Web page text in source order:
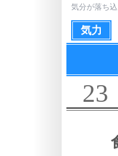
気分が落ち
気力
23